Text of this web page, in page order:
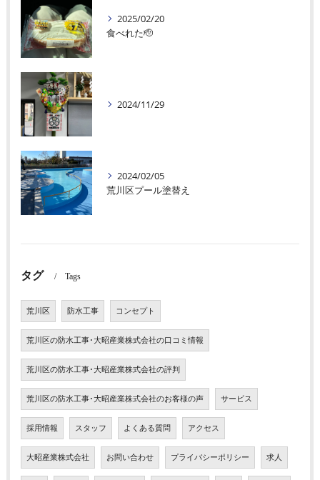
2025/02/20
食べれた🫡
2024/11/29
2024/02/05
荒川区プール塗替え
タグ Tags
荒川区 防水工事 コンセプト
荒川区の防水工事･大昭産業株式会社の口コミ情報
荒川区の防水工事･大昭産業株式会社の評判
荒川区の防水工事･大昭産業株式会社のお客様の声 サービス
採用情報 スタッフ よくある質問 アクセス
大昭産業株式会社 お問い合わせ プライバシーポリシー 求人